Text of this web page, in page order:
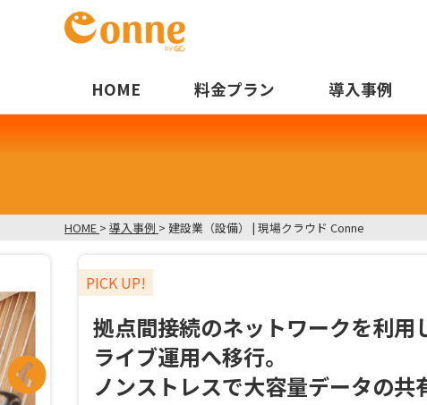
HOME 料金プラン 導入事例
HOME > 導入事例 > 建設業（設備） | 現場クラウド Conne
PICK UP!
拠点間接続のネットワークを利
ライブ運用へ移行。
ノンストレスで大容量データの共